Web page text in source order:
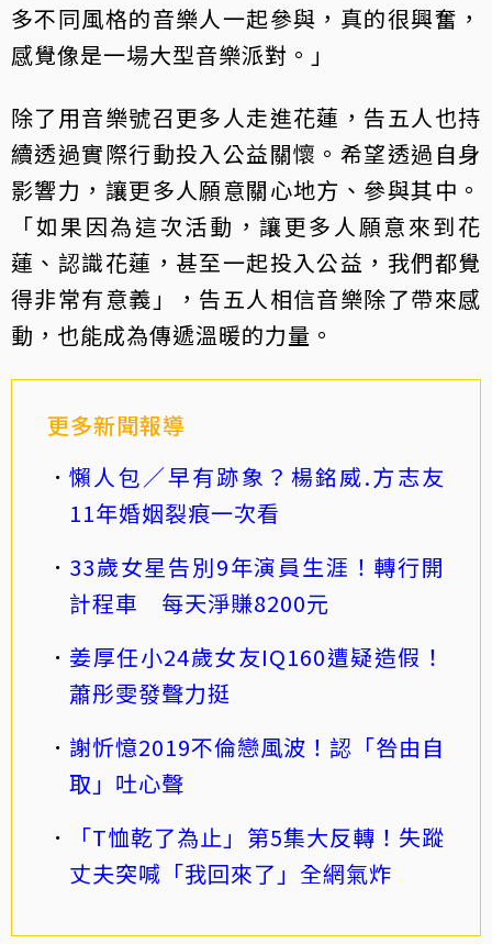
多不同風格的音樂人一起參與，真的很興奮，
感覺像是一場大型音樂派對。」
除了用音樂號召更多人走進花蓮，告五人也持
續透過實際行動投入公益關懷。希望透過自身
影響力，讓更多人願意關心地方、參與其中。
「如果因為這次活動，讓更多人願意來到花
蓮、認識花蓮，甚至一起投入公益，我們都覺
得非常有意義」，告五人相信音樂除了帶來感
動，也能成為傳遞溫暖的力量。
更多新聞報導
懶人包／早有跡象？楊銘威.方志友
11年婚姻裂痕一次看
33歲女星告別9年演員生涯！轉行開
計程車 每天淨賺8200元
姜厚任小24歲女友IQ160遭疑造假！
蕭彤雯發聲力挺
謝忻憶2019不倫戀風波！認「咎由自
取」吐心聲
「T恤乾了為止」第5集大反轉！失蹤
丈夫突喊「我回來了」全網氣炸